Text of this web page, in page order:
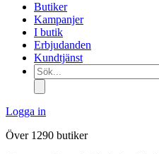
Butiker
Kampanjer
I butik
Erbjudanden
Kundtjänst
Sök...
Logga in
Över 1290 butiker